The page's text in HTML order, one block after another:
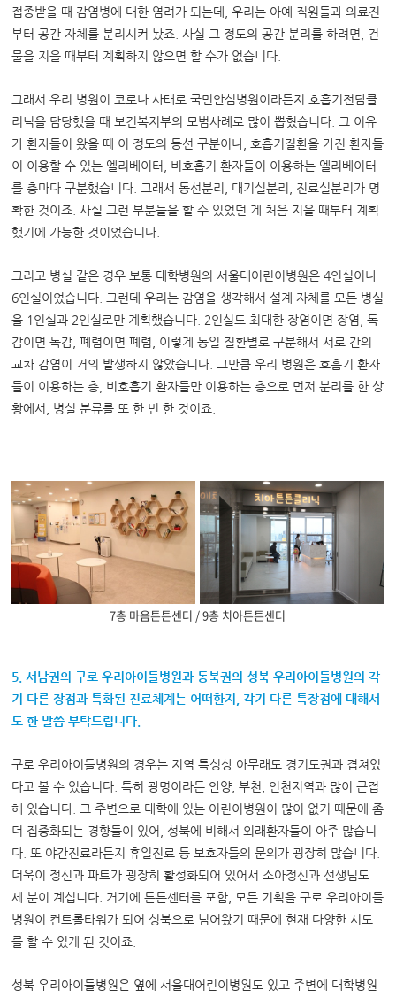
접종받을 때 감염병에 대한 염려가 되는데, 우리는 아예 직원들과 의료진
부터 공간 자체를 분리시켜 놨죠. 사실 그 정도의 공간 분리를 하려면, 건
물을 지을 때부터 계획하지 않으면 할 수가 없습니다.
그래서 우리 병원이 코로나 사태로 국민안심병원이라든지 호흡기전담클
리닉을 담당했을 때 보건복지부의 모범사례로 많이 뽑혔습니다. 그 이유
가 환자들이 왔을 때 이 정도의 동선 구분이나, 호흡기질환을 가진 환자들
이 이용할 수 있는 엘리베이터, 비호흡기 환자들이 이용하는 엘리베이터
를 층마다 구분했습니다. 그래서 동선분리, 대기실분리, 진료실분리가 명
확한 것이죠. 사실 그런 부분들을 할 수 있었던 게 처음 지을 때부터 계획
했기에 가능한 것이었습니다.
그리고 병실 같은 경우 보통 대학병원의 서울대어린이병원은 4인실이나
6인실이었습니다. 그런데 우리는 감염을 생각해서 설계 자체를 모든 병실
을 1인실과 2인실로만 계획했습니다. 2인실도 최대한 장염이면 장염, 독
감이면 독감, 폐렴이면 폐렴, 이렇게 동일 질환별로 구분해서 서로 간의
교차 감염이 거의 발생하지 않았습니다.
그만큼 우리 병원은 호흡기 환자
들이 이용하는 층, 비호흡기 환자들만 이용하는 층으로 먼저 분리를 한 상
황에서, 병실 분류를 또 한 번 한 것이죠.
7층 마음튼튼센터 / 9층 치아튼튼센터
5. 서남권의 구로 우리아이들병원과 동북권의 성북 우리아이들병원의 각
기 다른 장점과 특화된 진료체계는 어떠한지, 각기 다른 특장점에 대해서
도 한 말씀 부탁드립니다.
구로 우리아이들병원의 경우는 지역 특성상 아무래도 경기도권과 겹쳐있
다고 볼 수 있습니다. 특히 광명이라든 안양, 부천, 인천지역과 많이 근접
해 있습니다. 그 주변으로 대학에 있는 어린이병원이 많이 없기 때문에 좀
더 집중화되는 경향들이 있어, 성북에 비해서 외래환자들이 아주 많습니
다. 또 야간진료라든지 휴일진료 등 보호자들의 문의가 굉장히 많습니다.
더욱이 정신과 파트가 굉장히 활성화되어 있어서 소아정신과 선생님도
세 분이 계십니다. 거기에 튼튼센터를 포함, 모든 기획을 구로 우리아이들
병원이 컨트롤타워가 되어 성북으로 넘어왔기 때문에 현재 다양한 시도
를 할 수 있게 된 것이죠.
성북 우리아이들병원은 옆에 서울대어린이병원도 있고 주변에 대학병원